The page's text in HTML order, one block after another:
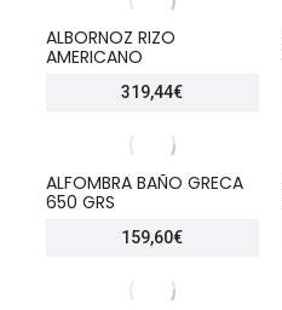
ALBORNOZ RIZO
AMERICANO
319,44€
ALFOMBRA BAÑO GRECA
650 GRS
159,60€